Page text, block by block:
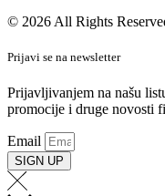
© 2026 All Rights
Prijavi se na newsletter
Prijavljivanjem na našu
promocije i druge novosti
Email
SIGN UP